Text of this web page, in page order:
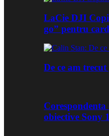
LaCie DJI
go” pentru
De ce am
obiective Sony